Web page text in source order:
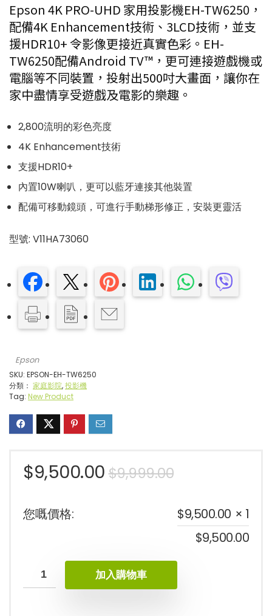
Epson 4K PRO-UHD 家用投影機EH-TW6250 ，
配備4K Enhancement技術、 3LCD技術，並支
援HDR10+ 令影像更接近真實色彩。 EH-
TW6250配備Android TV™ ，更可連接遊戲機或
電腦等不同裝置，投射出500吋大畫面，讓你在
家中盡情享受遊戲及電影的樂趣。
2,800流明的彩色亮度
4K Enhancement技術
支援HDR10+
內置10W喇叭，更可以藍牙連接其他裝置
配備可移動鏡頭，可進行手動梯形修正，安裝更靈活
型號: V11HA73060
Epson
SKU: EPSON-EH-TW6250
分類： 家庭影院,投影機
Tag: New Product
$9,999.00
$9,500.00
您嘅價格: $9,500.00 × 1
$9,500.00
加入購物車